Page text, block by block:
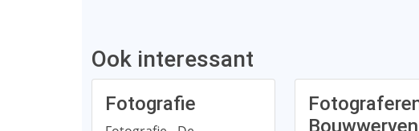
Ook interessant
Fotografie
Bouwwerven